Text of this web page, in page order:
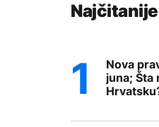
Nova
juna; Šta